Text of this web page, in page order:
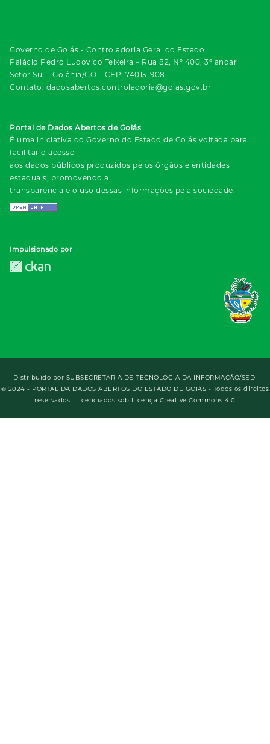
Governo de Goiás - Controladoria Geral do Estado
Palácio Pedro Ludovico Teixeira – Rua 82, Nº 400, 3º andar
Setor Sul – Goiânia/GO – CEP: 74015-908
Contato: dadosabertos.controladoria@goias.gov.br
Portal de Dados Abertos de Goiás
É uma iniciativa do Governo do Estado de Goiás voltada para
facilitar o acesso
aos dados públicos produzidos pelos órgãos e entidades
estaduais, promovendo a
transparência e o uso dessas informações pela sociedade.
Impulsionado por
Distribuído por SUBSECRETARIA DE TECNOLOGIA DA INFORMAÇÃO/SEDI
© 2024 - PORTAL DA DADOS ABERTOS DO ESTADO DE GOIÁS - Todos os direitos
reservados - licenciados sob Licença Creative Commons 4.0